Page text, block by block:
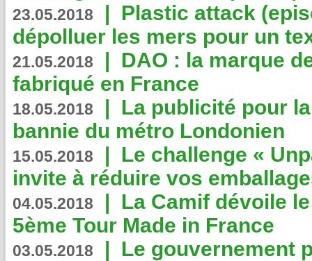
23.05.2018 | Plastic attack
dépolluer les mers pour un
21.05.2018 | DAO : la marque
fabriqué en France
18.05.2018 | La publicité pour
bannie du métro Londonien
15.05.2018 | Le challenge «
invite à réduire vos
04.05.2018 | La Camif dévoile
5ème Tour Made in France
03.05.2018 | Le gouvernement